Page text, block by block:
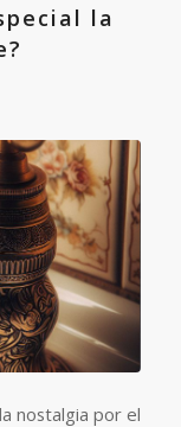
la
nostalgia por el